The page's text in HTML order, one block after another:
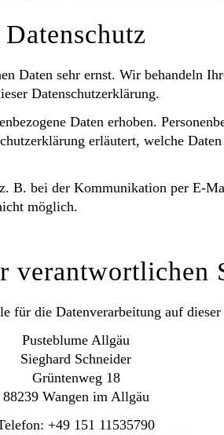
Datenschutz
Daten sehr ernst. Wir behandeln
Datenschutzerklärung.
Daten erhoben.
erläutert, welche
B. bei der Kommunikation per E-
möglich.
verantwortlichen
für die Datenverarbeitung auf dieser
Pusteblume Allgäu
Sieghard Schneider
Grüntenweg 18
88239 Wangen im Allgäu
+49 151 11535790